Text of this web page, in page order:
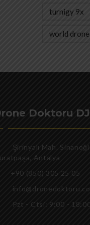
turnigy 9x
world
Doktoru
Şirinyalı Mah.
Antalya
+90 (850) 305 25 05
Pzt - Ctsi: 9:00 - 18:00